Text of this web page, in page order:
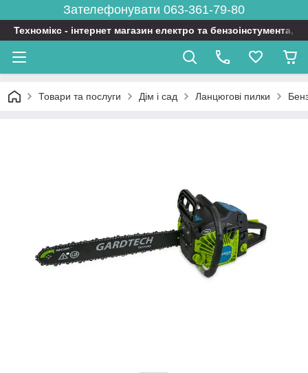
Зателефонувати 063-361-79-80
Техномікс - інтернет магазин електро та бензоінстумента,
Товари та послуги Дім і сад Ланцюгові пилки